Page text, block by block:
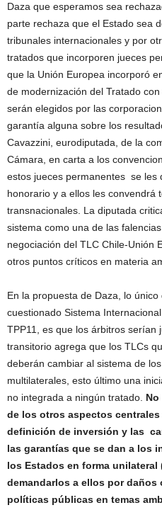
Daza que esperamos sea
parte rechaza que el Estado sea
tribunales internacionales y por
tratados que incorporen jueces
que la Unión Europea incorporó
de modernización del Tratado
serán elegidos por las
garantía alguna sobre los
Cavazzini, eurodiputada, de la
Cámara, en carta a los
estos jueces permanentes se les
honorario y a ellos les convendrá
transnacionales. La diputada
sistema como una de las
negociación del TLC Chile-Unión
otros puntos críticos en materia
En la propuesta de Daza, lo
cuestionado Sistema
TPP11, es que los árbitros serían
transitorio agrega que los TLCs
deberán cambiar al sistema de
multilaterales, esto último una
no integrada a ningún tratado.
de los otros aspectos
definición de inversión y las
las garantías que se dan a los
los Estados en forma
demandarlos a ellos por
políticas públicas en temas